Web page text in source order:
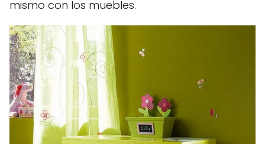
mismo con los muebles.